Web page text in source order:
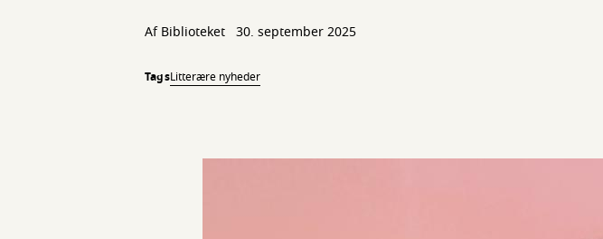
Af Biblioteket 30. september 2025
TagsLitterære nyheder